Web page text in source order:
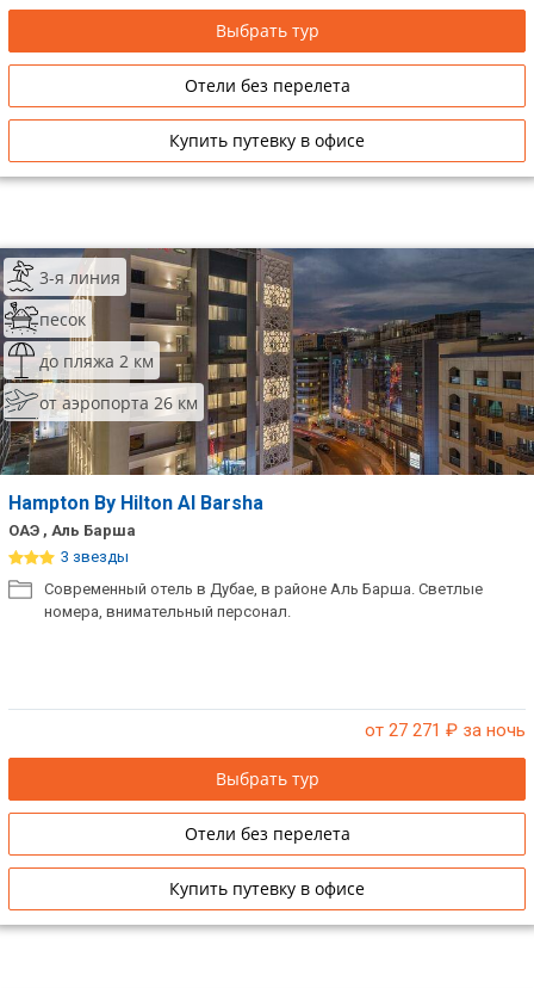
Выбрать тур
Отели без перелета
Купить путевку в офисе
3-я линия
песок
до пляжа 2 км
от аэропорта 26 км
Hampton By Hilton Al Barsha
ОАЭ , Аль Барша
3 звезды
Современный отель в Дубае, в районе Аль Барша. Светлые
номера, внимательный персонал.
от 27 271 ₽ за ночь
Выбрать тур
Отели без перелета
Купить путевку в офисе